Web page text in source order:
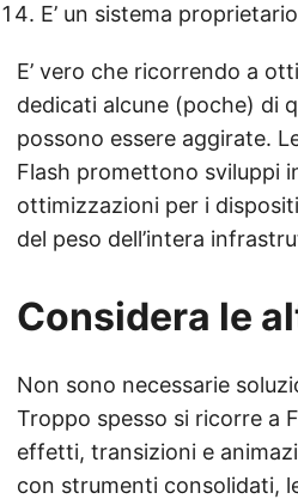
E’ un sistema
E’ vero che ricorrendo a
dedicati alcune (poche) di
possono essere aggirate.
Flash promettono sviluppi
ottimizzazioni per i
del peso dell’intera
Considera le
Non sono necessarie
Troppo spesso si ricorre a
effetti, transizioni e
con strumenti consolidati,